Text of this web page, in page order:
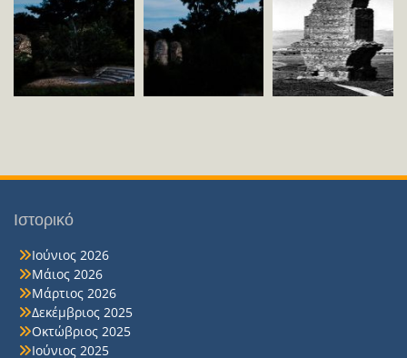
Ιστορικό
Ιούνιος 2026
Μάιος 2026
Μάρτιος 2026
Δεκέμβριος 2025
Οκτώβριος 2025
Ιούνιος 2025